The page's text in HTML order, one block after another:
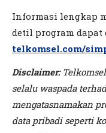
Informasi lengkap
detil program dapat
telkomsel.com/
Disclaimer:
selalu waspada
mengatasnamakan
data pribadi seperti